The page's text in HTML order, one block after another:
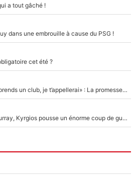
a tout gâché !
dans une embrouille à cause du PSG !
cet été ?
Mercato - OM - «Dès que je prends un club, je t’appellerai» : La promesse de Marcelino au moment de claquer la porte
Victime de racisme contre Murray, Kyrgios pousse un énorme coup de gueule !